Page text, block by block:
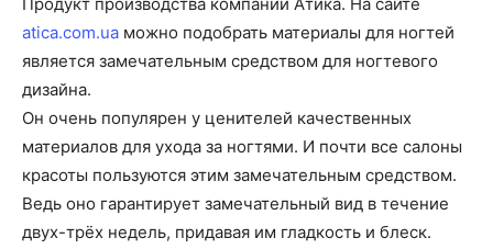
atica.com.ua можно подобрать материалы для ногтей
является замечательным средством для ногтевого
дизайна.
Он очень популярен у ценителей качественных
материалов для ухода за ногтями. И почти все салоны
красоты пользуются этим замечательным средством.
Ведь оно гарантирует замечательный вид в течение
двух-трёх недель, придавая им гладкость и блеск.